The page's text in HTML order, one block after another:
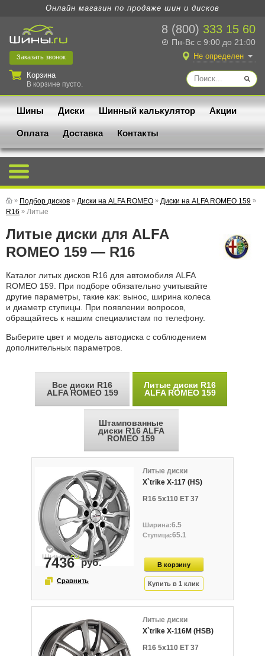
Онлайн магазин по продаже шин и дисков
8 (800) 333 15 60
Пн-Вс с 9:00 до 21:00
Заказать звонок
Корзина
В корзине пусто.
Не определен
Шины Диски Шинный калькулятор Акции
Оплата Доставка Контакты
» Подбор дисков » Диски на ALFA ROMEO » Диски на ALFA ROMEO 159 »
R16 » Литые
Литые диски для ALFA
ROMEO 159 — R16
Каталог литых дисков R16 для автомобиля ALFA
ROMEO 159. При подборе обязательно учитывайте
другие параметры, такие как: вынос, ширина колеса
и диаметр ступицы. При появлении вопросов,
обращайтесь к нашим специалистам по телефону.
Выберите цвет и модель автодиска с соблюдением
дополнительных параметров.
Все диски R16
ALFA ROMEO 159
Литые диски R16
ALFA ROMEO 159
Штампованные
диски R16 ALFA
ROMEO 159
Литые диски
X`trike X-117 (HS)
R16 5x110 ET 37
6.5
65.1
7436
Литые диски
X`trike X-116М (HSB)
R16 5x110 ET 37